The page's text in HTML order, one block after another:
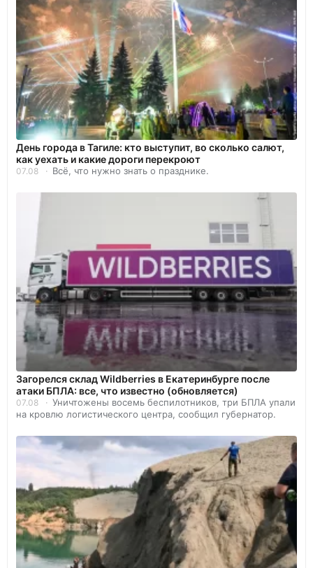
День города в Тагиле: кто выступит, во сколько салют,
как уехать и какие дороги перекроют
07.08 Всё, что нужно знать о празднике.
Загорелся склад Wildberries в Екатеринбурге после
атаки БПЛА: все, что известно (обновляется)
07.08
Уничтожены восемь беспилотников, три БПЛА упали
на кровлю логистического центра, сообщил губернатор.